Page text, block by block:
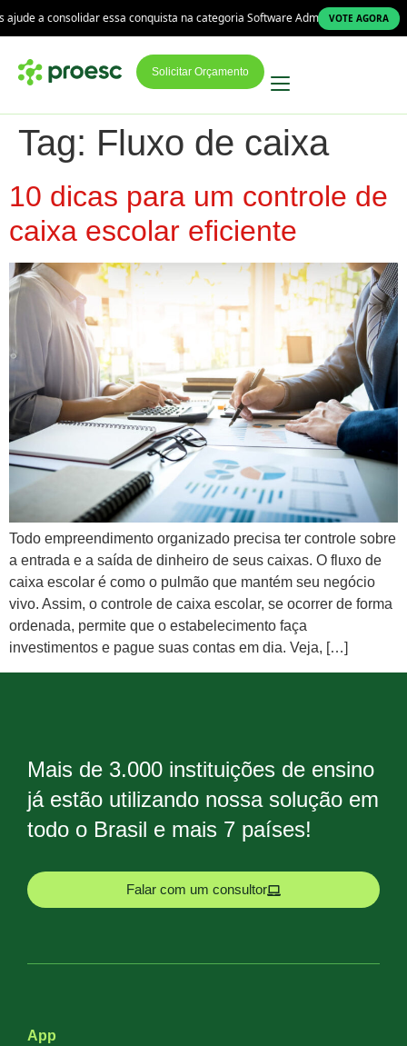
a consolidar essa conquista na categoria Software Administrativo!VOTE AGORA
Solicitar Orçamento
Tag: Fluxo de caixa
10 dicas para um controle de
caixa escolar eficiente
Todo empreendimento organizado precisa ter controle sobre
a entrada e a saída de dinheiro de seus caixas. O fluxo de
caixa escolar é como o pulmão que mantém seu negócio
vivo. Assim, o controle de caixa escolar, se ocorrer de forma
ordenada, permite que o estabelecimento faça
investimentos e pague suas contas em dia. Veja, […]
Mais de 3.000 instituições de ensino
já estão utilizando nossa solução em
todo o Brasil e mais 7 países!
Falar com um consultor
App